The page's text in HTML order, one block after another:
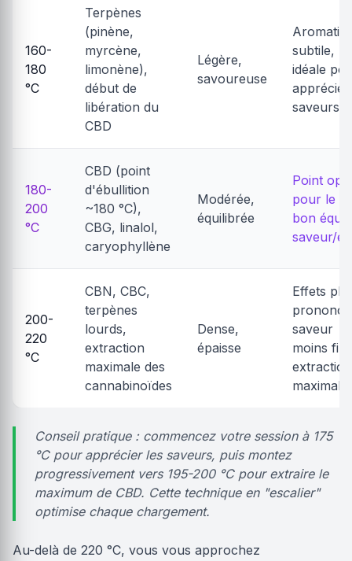
160-
180
°C
Terpènes
(pinène,
myrcène,
limonène),
début de
libération du
CBD
Légère,
savoureuse
subtile,
idéale
apprécier
saveurs
180-
200
°C
CBD (point
d'ébullition
~180 °C),
CBG, linalol,
caryophyllène
Modérée,
équilibrée
Point
pour le
bon
saveur/
200-
220
°C
CBN, CBC,
terpènes
lourds,
extraction
maximale des
cannabinoïdes
Dense,
épaisse
Effets
saveur
moins
extraction
maximale
Conseil pratique : commencez votre session à 175
°C pour apprécier les saveurs, puis montez
progressivement vers 195-200 °C pour extraire le
maximum de CBD. Cette technique en "escalier"
optimise chaque chargement.
Au-delà de 220 °C, vous vous approchez